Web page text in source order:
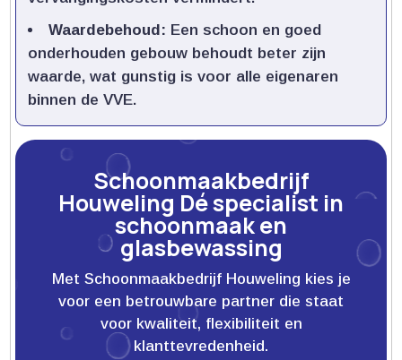
Waardebehoud: Een schoon en goed
onderhouden gebouw behoudt beter zijn
waarde, wat gunstig is voor alle eigenaren
binnen de VVE.​
Schoonmaakbedrijf
Houweling Dé specialist in
schoonmaak en
glasbewassing
Met Schoonmaakbedrijf Houweling kies je
voor een betrouwbare partner die staat
voor kwaliteit, flexibiliteit en
klanttevredenheid.